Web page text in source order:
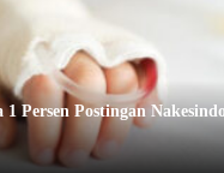
Persen Postingan